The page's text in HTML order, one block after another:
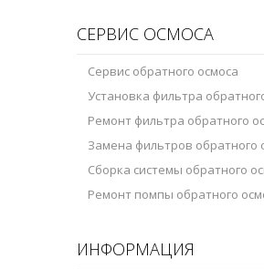
СЕРВИС ОСМОСА
Сервис обратного осмоса
Установка фильтра
Ремонт фильтра обратного
Замена фильтров обратного
Сборка системы обратного
Ремонт помпы обратного
ИНФОРМАЦИЯ